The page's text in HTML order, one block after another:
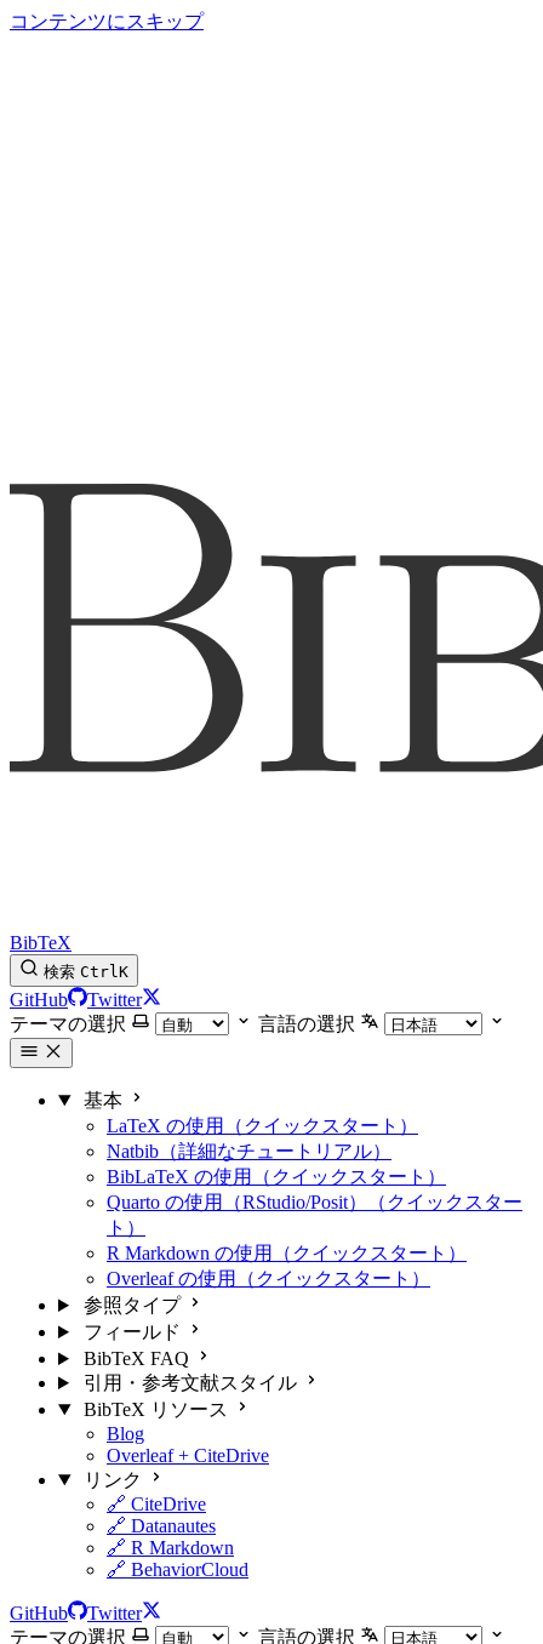
コンテンツにスキップ
BibTeX
検索 CtrlK
GitHub
Twitter
テーマの選択
言語の選択
基本
LaTeX の使用（クイックスタート）
Natbib（詳細なチュートリアル）
BibLaTeX の使用（クイックスタート）
Quarto の使用（RStudio/Posit）（クイックスター
ト）
R Markdown の使用（クイックスタート）
Overleaf の使用（クイックスタート）
参照タイプ
フィールド
BibTeX FAQ
引用・参考文献スタイル
BibTeX リソース
Blog
Overleaf + CiteDrive
リンク
🔗 CiteDrive
🔗 Datanautes
🔗 R Markdown
🔗 BehaviorCloud
GitHub
Twitter
テーマの選択
言語の選択